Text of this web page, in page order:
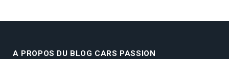
A PROPOS DU BLOG CARS PASSION